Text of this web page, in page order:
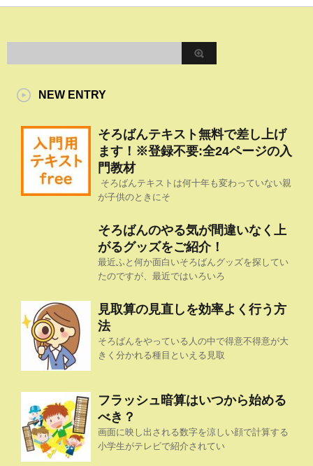
NEW ENTRY
そろばんテキスト無料で差し上げ
ます！※登録不要:全24ページの入
門教材
そろばんテキストは何十年も変わっていない親
が子供のときにそ
そろばんのやる気が間違いなく上
がるグッズをご紹介！
最近ふと何か面白いそろばんグッズを探してい
たのですが、最近ではいろいろ
見取算の見直しを効率よく行う方
法
そろばんをやっている人の中で得意不得意が大
きく分かれる種目といえる見取
フラッシュ暗算はいつから始める
べき？
画面に映し出される数字を涼しい顔で計算する
小学生がテレビで紹介されてい